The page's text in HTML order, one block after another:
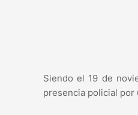
Siendo el 19 de
presencia policial por